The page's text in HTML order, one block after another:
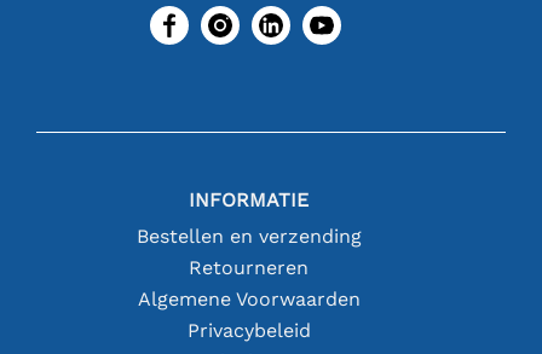
INFORMATIE
Bestellen en verzending
Retourneren
Algemene Voorwaarden
Privacybeleid